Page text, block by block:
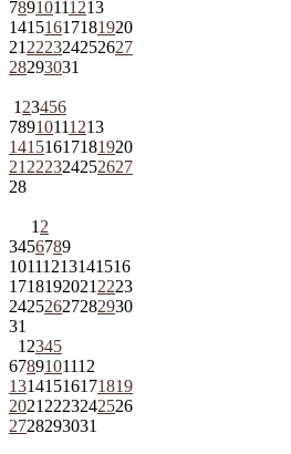
78910111213
14151617181920
21 222324252627
28293031
1 23456
78910111213
14151617181920
21 222324252627
28
1 2
3456789
10111213141516
1718192021 2223
24252627282930
31
1 2345
6789101112
13141516171819
2021 2223242526
2728293031